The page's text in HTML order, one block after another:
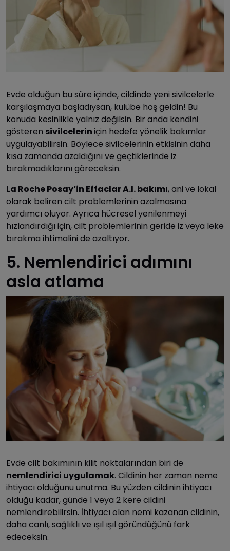
Evde olduğun bu süre içinde, cildinde yeni sivilcelerle
karşılaşmaya başladıysan, kulübe hoş geldin! Bu
konuda kesinlikle yalnız değilsin. Bir anda kendini
gösteren sivilceleriniçin hedefe yönelik bakımlar
uygulayabilirsin. Böylece sivilcelerinin etkisinin daha
kısa zamanda azaldığını ve geçtiklerinde iz
bırakmadıklarını göreceksin.
La Roche Posay’in Effaclar A.I. bakımı, ani ve lokal
olarak beliren cilt problemlerinin azalmasına
yardımcı oluyor. Ayrıca hücresel yenilenmeyi
hızlandırdığı için, cilt problemlerinin geride iz veya leke
bırakma ihtimalini de azaltıyor.
5. Nemlendirici adımını
asla atlama
Evde cilt bakımının kilit noktalarından biri de
nemlendirici uygulamak. Cildinin her zaman neme
ihtiyacı olduğunu unutma. Bu yüzden cildinin ihtiyacı
olduğu kadar, günde 1 veya 2 kere cildini
nemlendirebilirsin. İhtiyacı olan nemi kazanan cildinin,
daha canlı, sağlıklı ve ışıl ışıl göründüğünü fark
edeceksin.